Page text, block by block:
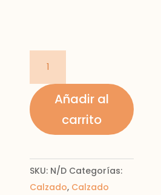
serraje
cantidadAñadir al
carrito
SKU: N/D Categorías:
Calzado, Calzado